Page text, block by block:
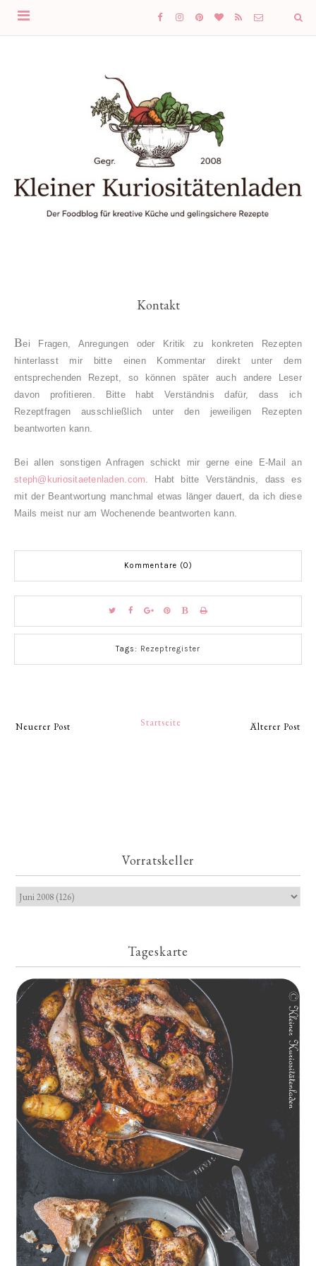
Kontakt
Bei Fragen, Anregungen oder Kritik zu konkreten Rezepten
hinterlasst mir bitte einen Kommentar direkt unter dem
entsprechenden Rezept, so können später auch andere Leser
davon profitieren. Bitte habt Verständnis dafür, dass ich
Rezeptfragen ausschließlich unter den jeweiligen Rezepten
beantworten kann.
Bei allen sonstigen Anfragen schickt mir gerne eine E-Mail an
steph@kuriositaetenladen.com. Habt bitte Verständnis, dass es
mit der Beantwortung manchmal etwas länger dauert, da ich diese
Mails meist nur am Wochenende beantworten kann.
Kommentare (0)
Tags: Rezeptregister
Neuerer Post Älterer Post
Startseite
Vorratskeller
Tageskarte
Geschmorte Hähnchenschenkel auf Paprikakraut und kleinen
Kartoffeln